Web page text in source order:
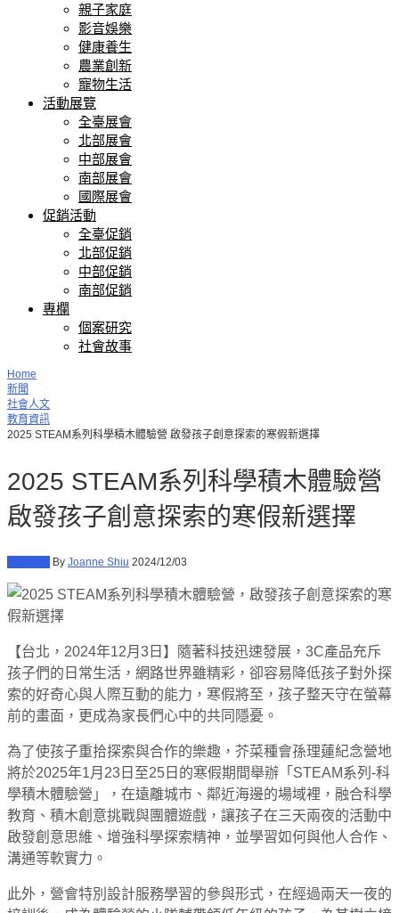
親子家庭
影音娛樂
健康養生
農業創新
寵物生活
活動展覽
全臺展會
北部展會
中部展會
南部展會
國際展會
促銷活動
全臺促銷
北部促銷
中部促銷
南部促銷
專欄
個案研究
社會故事
Home
新聞
社會人文
教育資訊
2025 STEAM系列科學積木體驗營 啟發孩子創意探索的寒假新選擇
2025 STEAM系列科學積木體驗營
啟發孩子創意探索的寒假新選擇
By Joanne Shiu 2024/12/03
【台北，2024年12月3日】隨著科技迅速發展， 3C產品充斥
孩子們的日常生活 ，網路世界雖精彩，卻容易降低孩子對外探
索的好奇心與人際互動的能力，寒假將至，孩子整天守在螢幕
前的畫面，更成為家長們心中的共同隱憂。
為了使孩子重拾探索與合作的樂趣，芥菜種會孫理蓮紀念營地
將於2025年1月23日至25日的寒假期間舉辦「STEAM系列-科
學積木體驗營」，在遠離城市、鄰近海邊的場域裡，融合科學
教育、積木創意挑戰與團體遊戲，讓孩子在三天兩夜的活動中
啟發創意思維、增強科學探索精神，並學習如何與他人合作、
溝通等軟實力。
此外，營會特別設計服務學習的參與形式，在經過兩天一夜的